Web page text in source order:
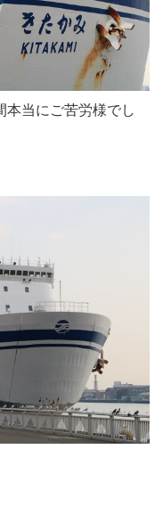
本当にご苦労様でし